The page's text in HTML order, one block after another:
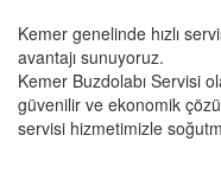
Kemer genelinde hızlı
avantajı sunuyoruz.
Kemer Buzdolabı Servisi
güvenilir ve ekonomik
servisi hizmetimizle